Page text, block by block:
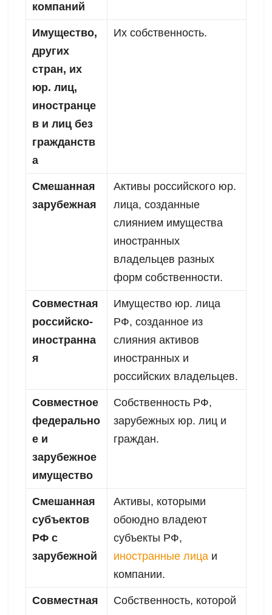
компаний
Имущество,
других
стран, их
юр. лиц,
иностранце
в и лиц без
гражданств
а
Их собственность.
Смешанная
зарубежная
Активы российского юр.
лица, созданные
слиянием имущества
иностранных
владельцев разных
форм собственности.
Совместная
российско-
иностранна
я
Имущество юр. лица
РФ, созданное из
слияния активов
иностранных и
российских владельцев.
Совместное
федерально
е и
зарубежное
имущество
Собственность РФ,
зарубежных юр. лиц и
граждан.
Смешанная
субъектов
РФ с
зарубежной
Активы, которыми
обоюдно владеют
субъекты РФ,
иностранные лица и
компании.
Совместная
Собственность, которой